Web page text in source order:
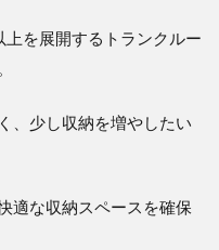
を展開するトランクルー
、少し収納を増やしたい
適な収納スペースを確保